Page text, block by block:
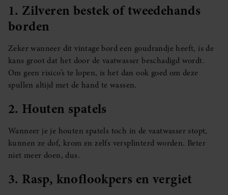
1. Zilveren bestek of tweedehands
borden
Zeker wanneer dit vintage bord een goudrandje heeft, is de
kans groot dat het door de vaatwasser beschadigd wordt.
Om geen risico’s te lopen, is het dan ook goed om deze
spullen altijd met de hand te wassen.
2. Houten spatels
Wanneer je je houten spatels toch in de vaatwasser stopt,
kunnen ze dof, krom en zelfs versplinterd worden. Beter
niet meer doen, dus.
3. Rasp, knoflookpers en vergiet